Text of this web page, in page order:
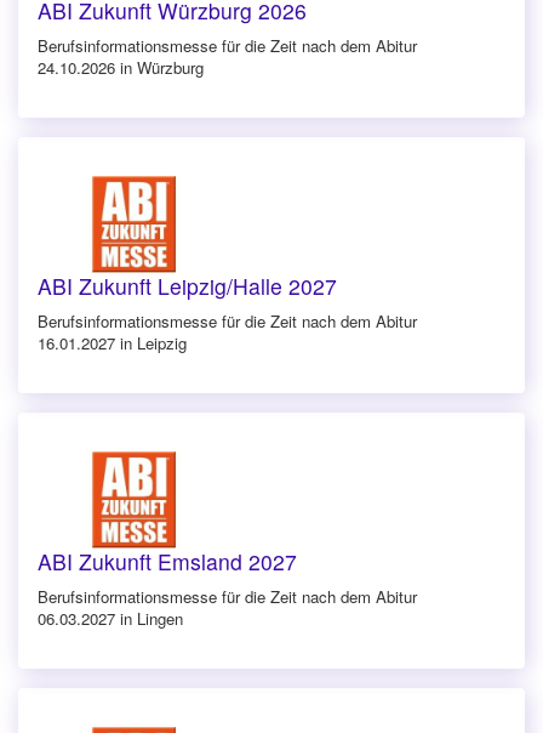
ABI Zukunft Würzburg 2026
Berufsinforma­tionsmesse für die Zeit nach dem Abitur
24.10.2026 in Würzburg
ABI Zukunft Leipzig/Halle 2027
Berufsinforma­tionsmesse für die Zeit nach dem Abitur
16.01.2027 in Leipzig
ABI Zukunft Emsland 2027
Berufsinforma­tionsmesse für die Zeit nach dem Abitur
06.03.2027 in Lingen